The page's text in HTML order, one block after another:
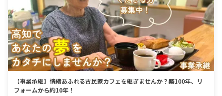
【事業承継】情緒あふれる古民家カフェを継ぎませんか？築100年、リ
フォームから約10年！